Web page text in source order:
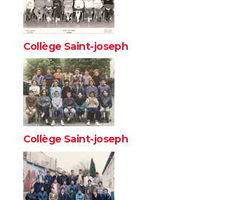
Collège Saint-joseph
Collège Saint-joseph